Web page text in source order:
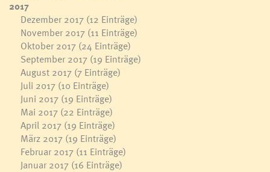
2017
Dezember 2017 (12 Einträge)
November 2017 (11 Einträge)
Oktober 2017 (24 Einträge)
September 2017 (19 Einträge)
August 2017 (7 Einträge)
Juli 2017 (10 Einträge)
Juni 2017 (19 Einträge)
Mai 2017 (22 Einträge)
April 2017 (19 Einträge)
März 2017 (19 Einträge)
Februar 2017 (11 Einträge)
Januar 2017 (16 Einträge)